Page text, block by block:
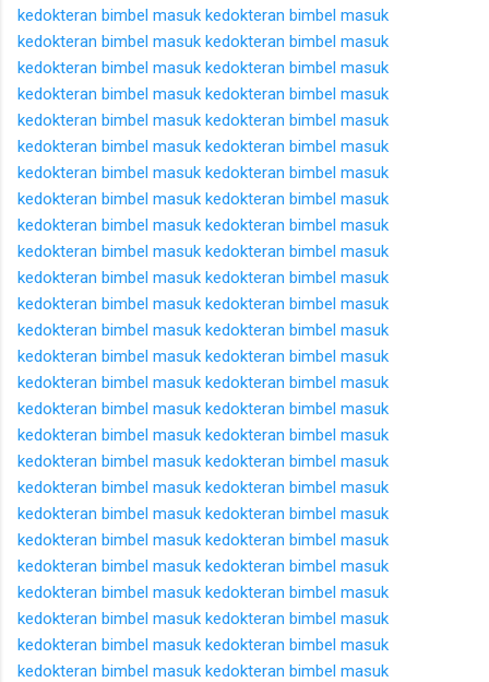
kedokteran bimbel masuk kedokteran bimbel masuk
kedokteran bimbel masuk kedokteran bimbel masuk
kedokteran bimbel masuk kedokteran bimbel masuk
kedokteran bimbel masuk kedokteran bimbel masuk
kedokteran bimbel masuk kedokteran bimbel masuk
kedokteran bimbel masuk kedokteran bimbel masuk
kedokteran bimbel masuk kedokteran bimbel masuk
kedokteran bimbel masuk kedokteran bimbel masuk
kedokteran bimbel masuk kedokteran bimbel masuk
kedokteran bimbel masuk kedokteran bimbel masuk
kedokteran bimbel masuk kedokteran bimbel masuk
kedokteran bimbel masuk kedokteran bimbel masuk
kedokteran bimbel masuk kedokteran bimbel masuk
kedokteran bimbel masuk kedokteran bimbel masuk
kedokteran bimbel masuk kedokteran bimbel masuk
kedokteran bimbel masuk kedokteran bimbel masuk
kedokteran bimbel masuk kedokteran bimbel masuk
kedokteran bimbel masuk kedokteran bimbel masuk
kedokteran bimbel masuk kedokteran bimbel masuk
kedokteran bimbel masuk kedokteran bimbel masuk
kedokteran bimbel masuk kedokteran bimbel masuk
kedokteran bimbel masuk kedokteran bimbel masuk
kedokteran bimbel masuk kedokteran bimbel masuk
kedokteran bimbel masuk kedokteran bimbel masuk
kedokteran bimbel masuk kedokteran bimbel masuk
kedokteran bimbel masuk kedokteran bimbel masuk